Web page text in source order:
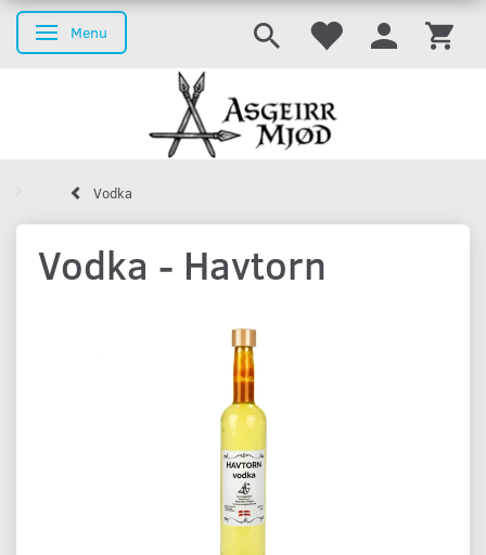
Skifte navigation
Menu
Vodka
Vodka - Havtorn